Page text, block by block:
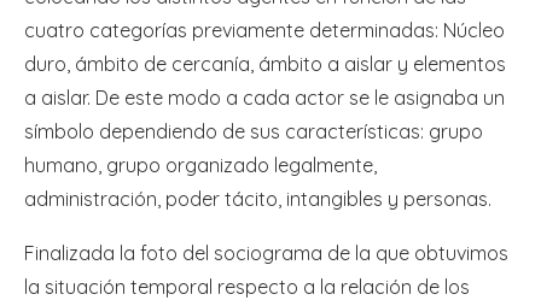
cuatro categorías previamente determinadas: Núcleo
duro, ámbito de cercanía, ámbito a aislar y elementos
a aislar. De este modo a cada actor se le asignaba un
símbolo dependiendo de sus características: grupo
humano, grupo organizado legalmente,
administración, poder tácito, intangibles y personas.
Finalizada la foto del sociograma de la que obtuvimos
la situación temporal respecto a la relación de los